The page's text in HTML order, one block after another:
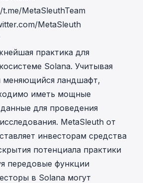
MetaSleuthTeam
MetaSleuth
практика для
Solana. Учитывая
меняющийся ландшафт,
иметь мощные
для проведения
MetaSleuth от
инвесторам средства
потенциала практики
передовые функции
в Solana могут